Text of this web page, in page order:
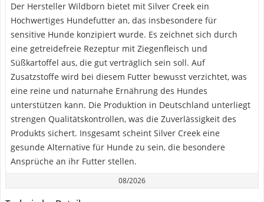
Der Hersteller Wildborn bietet mit Silver Creek ein
Hochwertiges Hundefutter an, das insbesondere für
sensitive Hunde konzipiert wurde. Es zeichnet sich durch
eine getreidefreie Rezeptur mit Ziegenfleisch und
Süßkartoffel aus, die gut verträglich sein soll. Auf
Zusatzstoffe wird bei diesem Futter bewusst verzichtet, was
eine reine und naturnahe Ernährung des Hundes
unterstützen kann. Die Produktion in Deutschland unterliegt
strengen Qualitätskontrollen, was die Zuverlässigkeit des
Produkts sichert. Insgesamt scheint Silver Creek eine
gesunde Alternative für Hunde zu sein, die besondere
Ansprüche an ihr Futter stellen.
08/2026